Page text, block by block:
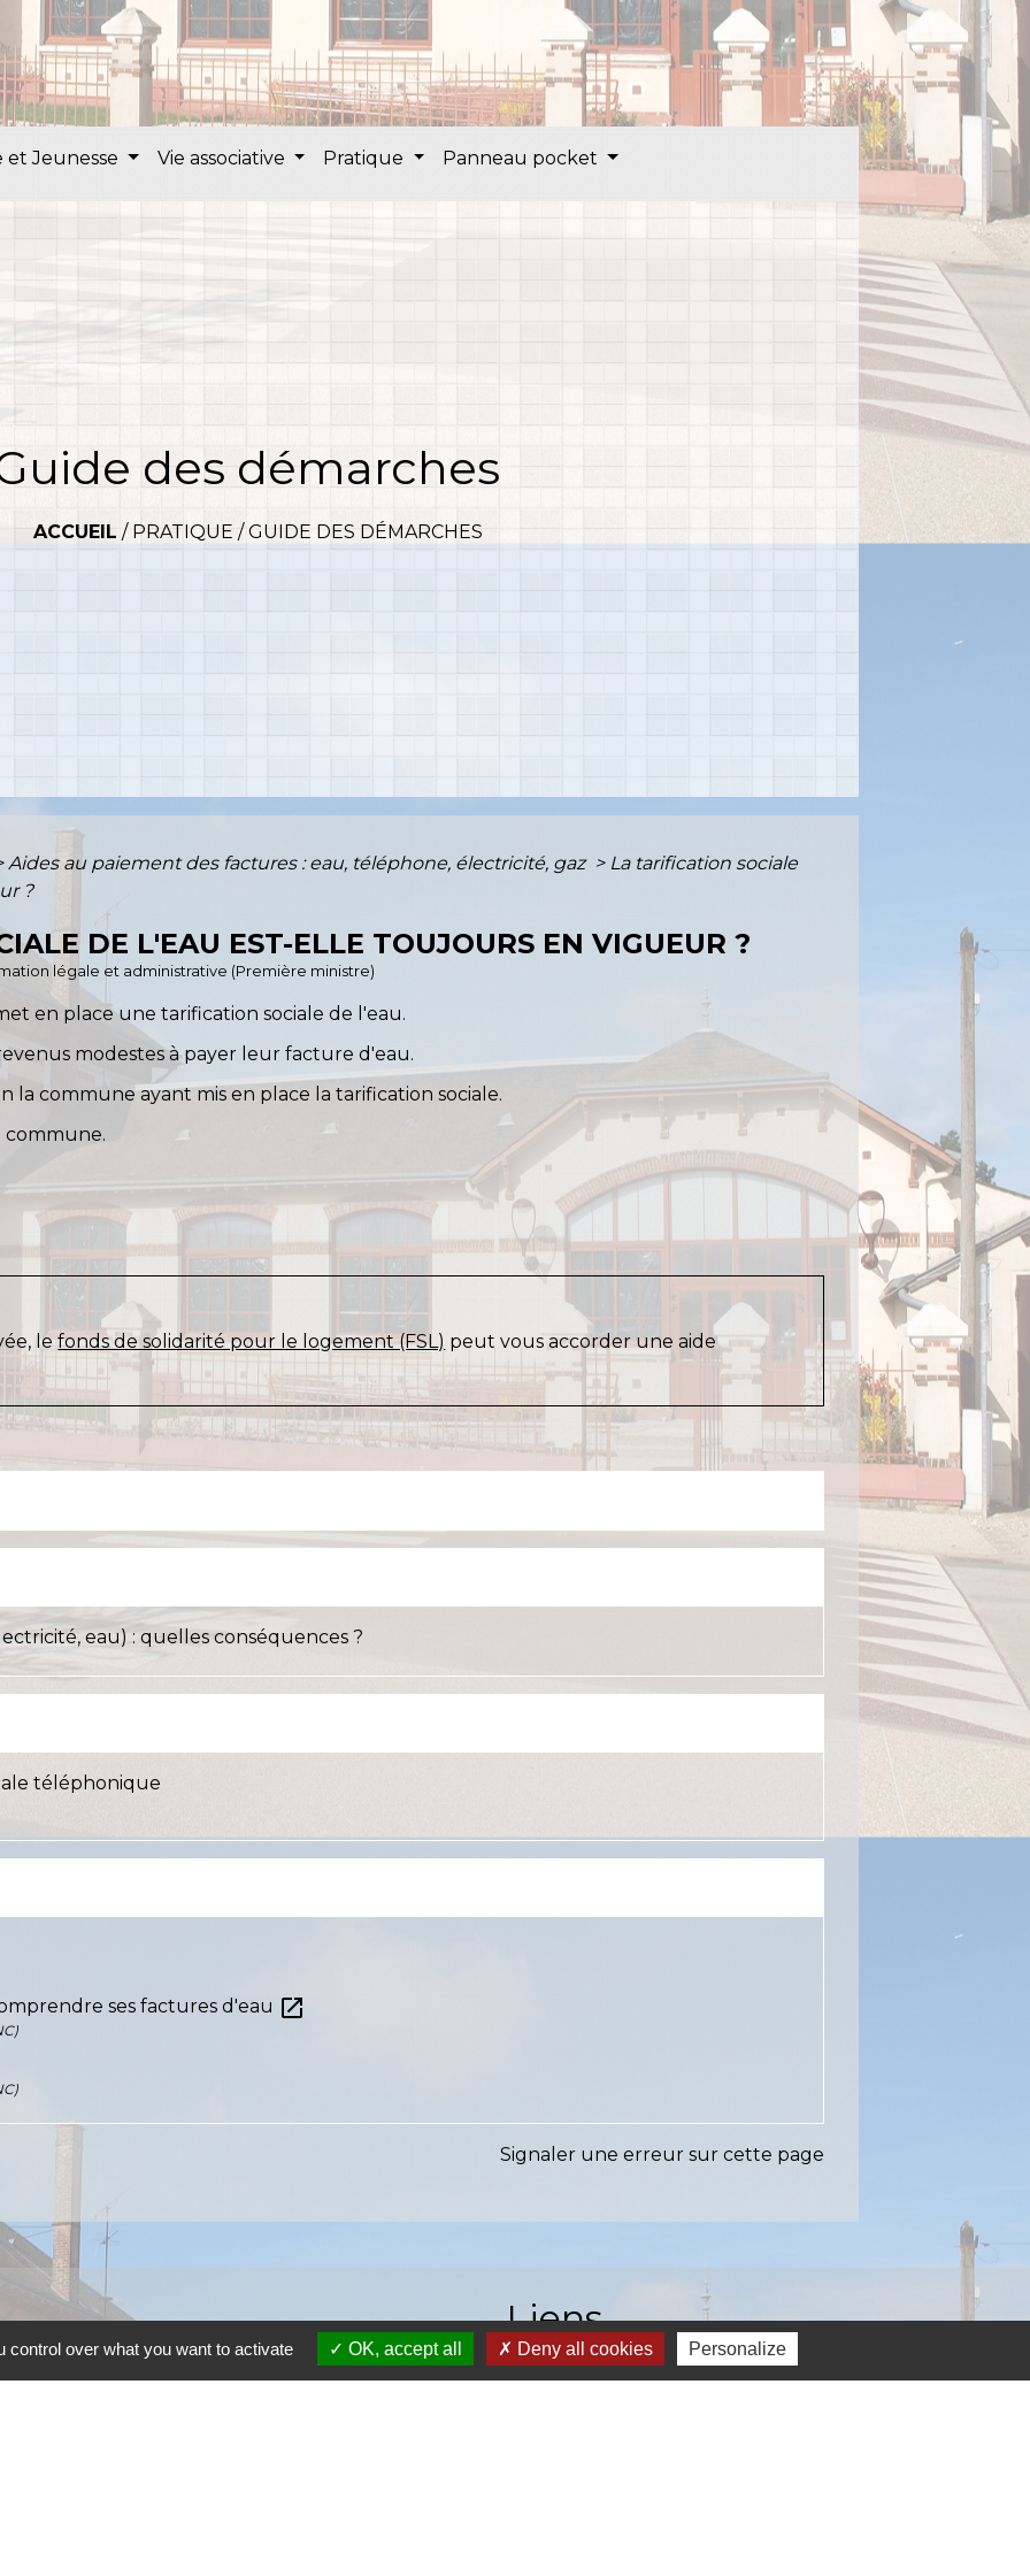
et Jeunesse Vie associative Pratique Panneau pocket
des démarches
ACCUEIL / PRATIQUE /GUIDE DES DÉMARCHES
Aides au paiement des factures : eau, téléphone, électricité, gaz > La tarification sociale
?
DE L'EAU EST-ELLE TOUJOURS EN VIGUEUR ?
légale et administrative (Première ministre)
en place une tarification sociale de l'eau.
modestes à payer leur facture d'eau.
la commune ayant mis en place la tarification sociale.
commune.
lefonds de solidarité pour le logement (FSL) peut vous accorder une aide
eau) : quelles conséquences ?
téléphonique
ses factures d'eau open_in_new
Signaler une erreur sur cette page
Liens
SEASY (anciennement SIAEP)
over what you want to activate OK, accept all Deny all cookies Personalize